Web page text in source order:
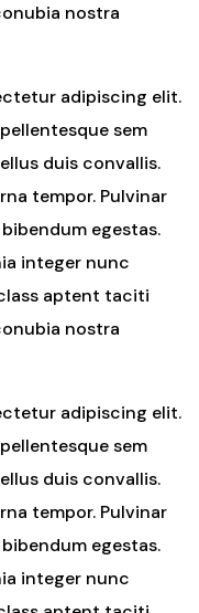
nostra
adipiscing elit.
sem
duis convallis.
tempor. Pulvinar
egestas.
integer nunc
aptent taciti
nostra
adipiscing elit.
sem
duis convallis.
tempor. Pulvinar
egestas.
integer nunc